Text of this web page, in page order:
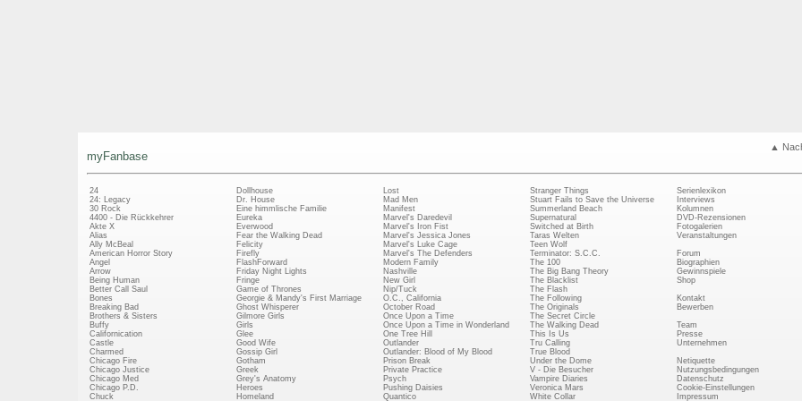
▲
myFanbase
24
24: Legacy
30 Rock
4400 - Die Rückkehrer
Akte X
Alias
Ally McBeal
American Horror Story
Angel
Arrow
Being Human
Better Call Saul
Bones
Breaking Bad
Brothers & Sisters
Buffy
Californication
Castle
Charmed
Chicago Fire
Chicago Justice
Chicago Med
Chicago P.D.
Chuck
Dollhouse
Dr. House
Eine himmlische Familie
Eureka
Everwood
Fear the Walking Dead
Felicity
Firefly
FlashForward
Friday Night Lights
Fringe
Game of Thrones
Georgie & Mandy's First Marriage
Ghost Whisperer
Gilmore Girls
Girls
Glee
Good Wife
Gossip Girl
Gotham
Greek
Grey's Anatomy
Heroes
Homeland
Lost
Mad Men
Manifest
Marvel's Daredevil
Marvel's Iron Fist
Marvel's Jessica Jones
Marvel's Luke Cage
Marvel's The Defenders
Modern Family
Nashville
New Girl
Nip/Tuck
O.C., California
October Road
Once Upon a Time
Once Upon a Time in Wonderland
One Tree Hill
Outlander
Outlander: Blood of My Blood
Prison Break
Private Practice
Psych
Pushing Daisies
Quantico
Stranger Things
Stuart Fails to Save the Universe
Summerland Beach
Supernatural
Switched at Birth
Taras Welten
Teen Wolf
Terminator: S.C.C.
The 100
The Big Bang Theory
The Blacklist
The Flash
The Following
The Originals
The Secret Circle
The Walking Dead
This Is Us
Tru Calling
True Blood
Under the Dome
V - Die Besucher
Vampire Diaries
Veronica Mars
White Collar
Serienlexikon
Interviews
Kolumnen
DVD-Rezensionen
Fotogalerien
Veranstaltungen
Forum
Biographien
Gewinnspiele
Shop
Kontakt
Bewerben
Team
Presse
Unternehmen
Netiquette
Nutzungsbedingungen
Datenschutz
Cookie-Einstellungen
Impressum